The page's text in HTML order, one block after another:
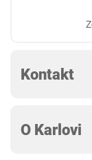
Kontakt
O Karlovi